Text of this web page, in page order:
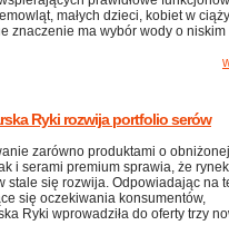
małych dzieci, kobiet w
znaczenie ma wybór wody o niskim
Ryki rozwija portfolio serów
zarówno produktami o obniżonej
i serami premium sprawia, że rynek
stale się rozwija. Odpowiadając na
się oczekiwania konsumentów,
Ryki wprowadziła do oferty trzy